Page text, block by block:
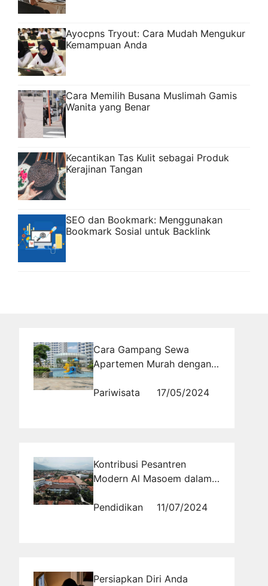
Ayocpns Tryout: Cara Mudah Mengukur
Kemampuan Anda
Cara Memilih Busana Muslimah Gamis
Wanita yang Benar
Kecantikan Tas Kulit sebagai Produk
Kerajinan Tangan
SEO dan Bookmark: Menggunakan
Bookmark Sosial untuk Backlink
Cara Gampang Sewa
Apartemen Murah dengan
Pariwisata
17/05/2024
Kontribusi Pesantren
Modern Al Masoem dalam
Indonesia
Pendidikan 11/07/2024
Persiapkan Diri Anda